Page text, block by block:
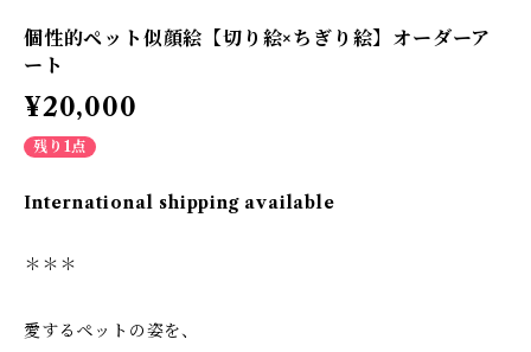
個性的ペット似顔絵【切り絵×ちぎり絵】オーダーア
ート
¥20,000
残り1点
International shipping available
＊＊＊
愛するペットの姿を、